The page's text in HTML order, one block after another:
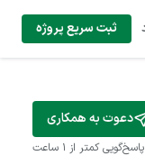
ثبت سریع پروژه
دعوت به همکاری
کمتر از 1 ساعت